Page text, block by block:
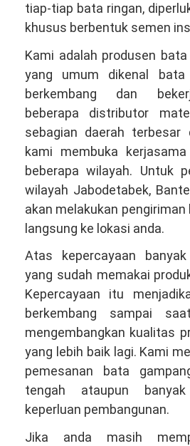
tiap-tiap bata ringan,
khusus berbentuk semen
Kami adalah produsen
yang umum dikenal bata
berkembang dan
beberapa distributor
sebagian daerah terbesar
kami membuka
beberapa wilayah. Untuk
wilayah Jabodetabek,
akan melakukan pengiriman
langsung ke lokasi anda.
Atas kepercayaan
yang sudah memakai
Kepercayaan itu
berkembang sampai
mengembangkan kualitas
yang lebih baik lagi. Kami
pemesanan bata
tengah ataupun
keperluan pembangunan.
Jika anda masih